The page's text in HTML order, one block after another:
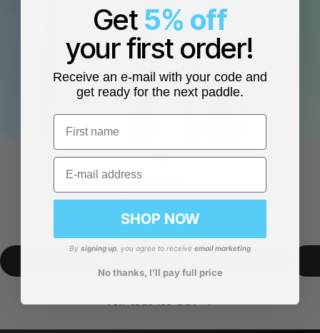
CruiseGamme
Notre best-seller. Stable, facile et disponible en
From€399,99
Voir tous les SUP
Get 5% off
your first order!
Receive an e-mail with your code and
get ready for the next paddle.
First name
Email
SHOP NOW
By signing up , you agree to receive email marketing
No thanks, I’ll pay full price